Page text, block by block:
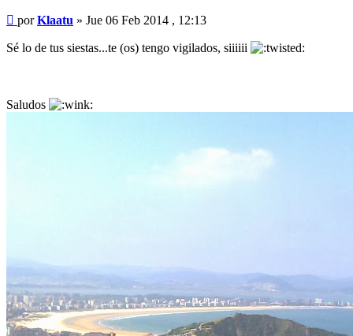
Mensaje
porKlaatu » Jue 06 Feb 2014 , 12:13
Sé lo de tus siestas...te (os) tengo vigilados, siiiiii
Saludos